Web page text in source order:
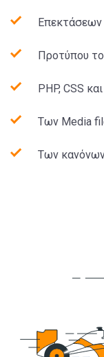
Προτύπου
PHP, CSS
Tων Media
Tων